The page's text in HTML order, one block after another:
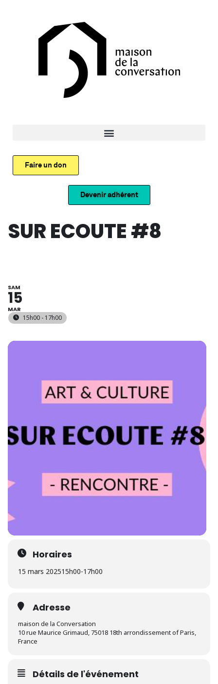
Faire un don
Devenir adhérent
SUR ECOUTE #8
SAM
15
MAR
15h00 - 17h00
Horaires
15 mars 202515h00-17h00
Adresse
maison de la Conversation
10 rue Maurice Grimaud, 75018 18th arrondissement of Paris,
France
Détails de l'événement